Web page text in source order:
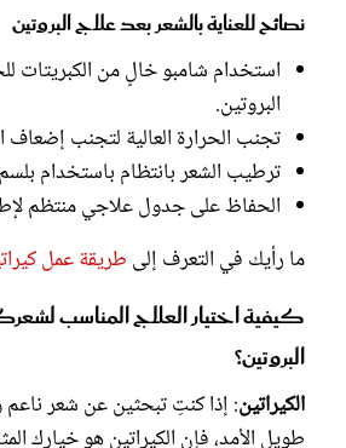
نصائح للعناية بالشعر بعد علاج البروتين
استخدام شامبو خالٍ من الكبريتات
البروتين.
تجنب الحرارة العالية لتجنب إضعاف
ترطيب الشعر بانتظام باستخدام
الحفاظ على جدول علاجي منتظم
ما رأيك في التعرف إلى طريقة عمل
كيفية اختيار العلاج المناسب
البروتين؟
الكيراتين: إذا كنتِ تبحثين عن شعر
طويل الأمد، فإن الكيراتين هو خيارك